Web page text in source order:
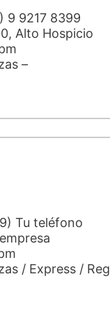
9 9217 8399
Alto Hospicio
–
Tu teléfono
/ Express /